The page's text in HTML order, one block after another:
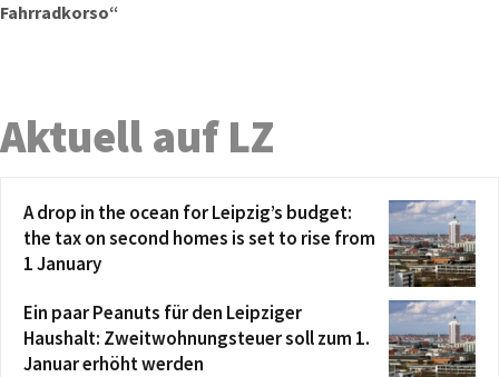
Fahrradkorso“
Aktuell auf LZ
A drop in the ocean for Leipzig’s budget:
the tax on second homes is set to rise from
1 January
Ein paar Peanuts für den Leipziger
Haushalt: Zweitwohnungsteuer soll zum 1.
Januar erhöht werden